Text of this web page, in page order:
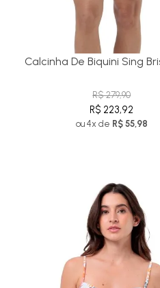
Calcinha De Biquini Sing
R$ 279,90
R$ 223,92
ou 4x de R$ 55,98